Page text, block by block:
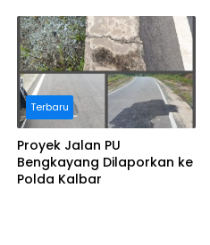
Terbaru
Proyek Jalan PU
Bengkayang Dilaporkan ke
Polda Kalbar